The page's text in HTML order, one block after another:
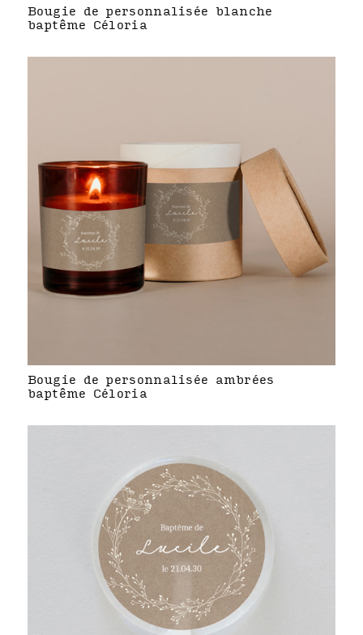
Bougie de personnalisée blanche
baptême Céloria
Bougie de personnalisée ambrées
baptême Céloria